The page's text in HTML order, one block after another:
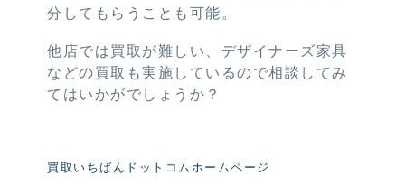
分してもらうことも可能。
他店では買取が難しい、デザイナーズ家具
などの買取も実施しているので相談してみ
てはいかがでしょうか？
買取いちばんドットコムホームページ